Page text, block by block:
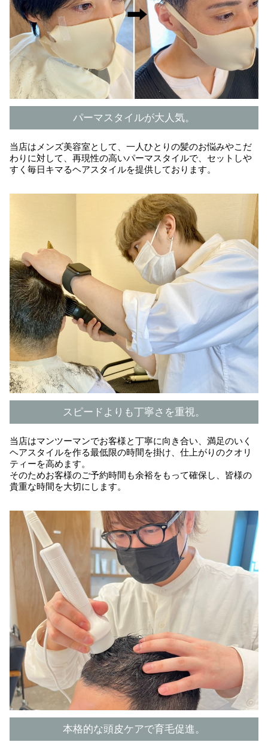
パーマスタイルが大人気。
当店はメンズ美容室として、一人ひとりの髪のお悩みやこだ
わりに対して、再現性の高いパーマスタイルで、セットしや
すく毎日キマるヘアスタイルを提供しております。
スピードよりも丁寧さを重視。
当店はマンツーマンでお客様と丁寧に向き合い、満足のいく
ヘアスタイルを作る最低限の時間を掛け、仕上がりのクオリ
ティーを高めます。
そのためお客様のご予約時間も余裕をもって確保し、皆様の
貴重な時間を大切にします。
本格的な頭皮ケアで育毛促進。